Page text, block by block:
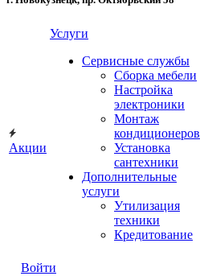
Акции
Услуги
Сервисные службы
Сборка мебели
Настройка
электроники
Монтаж
кондиционеров
Установка
сантехники
Дополнительные
услуги
Утилизация
техники
Кредитование
Войти